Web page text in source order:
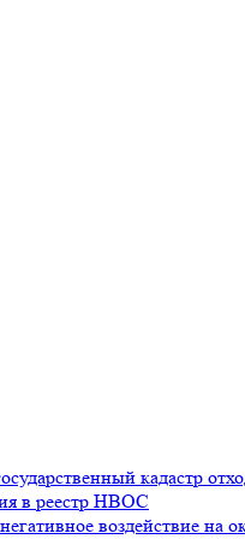
кадастр
в реестр НВОС
негативное воздействие